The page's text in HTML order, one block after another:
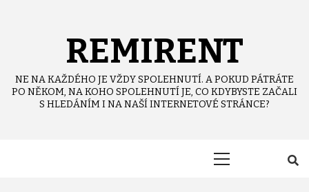
REMIRENT
NE NA KAŽDÉHO JE VŽDY SPOLEHNUTÍ. A POKUD PÁTRÁTE
PO NĚKOM, NA KOHO SPOLEHNUTÍ JE, CO KDYBYSTE ZAČALI
S HLEDÁNÍM I NA NAŠÍ INTERNETOVÉ STRÁNCE?